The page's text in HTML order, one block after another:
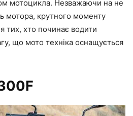
мотоцикла. Незважаючи на не
мотора, крутного моменту
тих, хто починає водити
що мото техніка оснащується